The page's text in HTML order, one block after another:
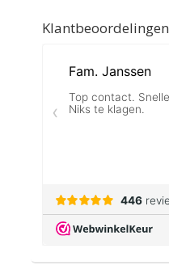
Klantbeoordelingen